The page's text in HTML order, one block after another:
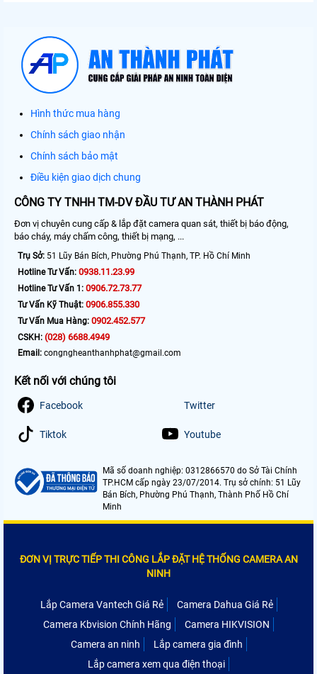
Hình thức mua hàng
Chính sách giao nhận
Chính sách bảo mật
Điều kiện giao dịch chung
CÔNG TY TNHH TM-DV ĐẦU TƯ AN THÀNH PHÁT
Đơn vị chuyên cung cấp & lắp đặt camera quan sát, thiết bị báo động,
báo cháy, máy chấm công, thiết bị mạng, ...
Trụ Sở: 51 Lũy Bán Bích, Phường Phú Thạnh, TP. Hồ Chí Minh
Hotline Tư Vấn: 0938.11.23.99
Hotline Tư Vấn 1: 0906.72.73.77
Tư Vấn Kỹ Thuật: 0906.855.330
Tư Vấn Mua Hàng: 0902.452.577
CSKH: (028) 6688.4949
Email: congngheanthanhphat@gmail.com
Kết nối với chúng tôi
Facebook Twitter
Tiktok Youtube
Mã số doanh nghiệp: 0312866570 do Sở Tài Chính
TP.HCM cấp ngày 23/07/2014. Trụ sở chính: 51 Lũy
Bán Bích, Phường Phú Thạnh, Thành Phố Hồ Chí
Minh
ĐƠN VỊ TRỰC TIẾP THI CÔNG LẮP ĐẶT HỆ THỐNG CAMERA AN
NINH
Lắp Camera Vantech Giá Rẻ
Camera Dahua Giá Rẻ
Camera Kbvision Chính Hãng
Camera HIKVISION
Camera an ninh
Lắp camera gia đình
Lắp camera xem qua điện thoại